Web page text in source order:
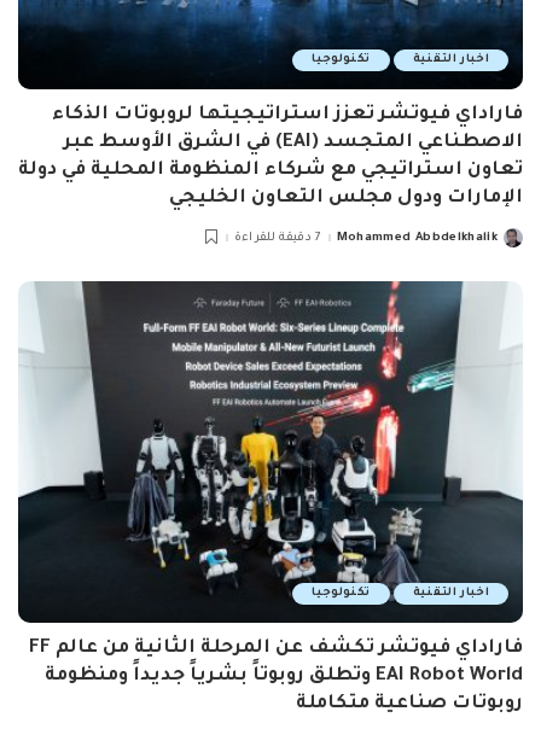
اخبار التقنية تكنولوجيا
فاراداي فيوتشر تعزز استراتيجيتها لروبوتات الذكاء
الاصطناعي المتجسد (EAI) في الشرق الأوسط عبر
تعاون استراتيجي مع شركاء المنظومة المحلية في دولة
الإمارات ودول مجلس التعاون الخليجي
Posted
Mohammed Abbdelkhalik 7 دقيقة للقراءة
اخبار التقنية تكنولوجيا
فاراداي فيوتشر تكشف عن المرحلة الثانية من عالم FF
EAI Robot World وتطلق روبوتاً بشرياً جديداً ومنظومة
روبوتات صناعية متكاملة